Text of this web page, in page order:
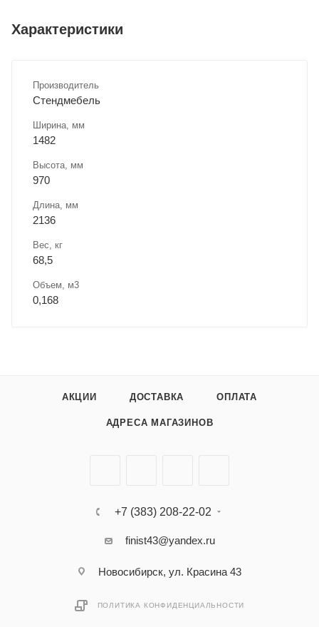
Характеристики
Производитель
Стендмебель
Ширина, мм
1482
Высота, мм
970
Длина, мм
2136
Вес, кг
68,5
Объем, м3
0,168
АКЦИИ ДОСТАВКА ОПЛАТА
АДРЕСА МАГАЗИНОВ
+7 (383) 208-22-02
finist43@yandex.ru
Новосибирск, ул. Красина 43
ПОЛИТИКА КОНФИДЕНЦИАЛЬНОСТИ